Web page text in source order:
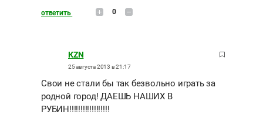
ответить 0
КZN
25 августа 2013 в 21:17
Свои не стали бы так безвольно играть за
родной город! ДАЕШЬ НАШИХ В
РУБИН!!!!!!!!!!!!!!!!!!